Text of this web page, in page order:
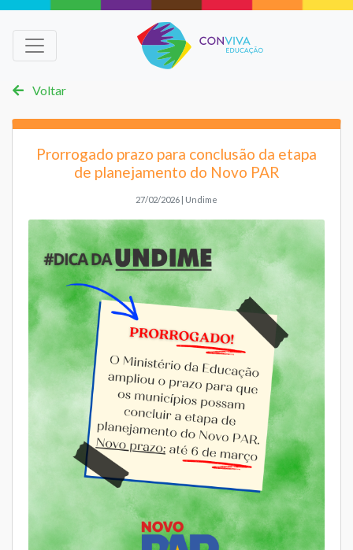
Voltar
Prorrogado prazo para conclusão da etapa
de planejamento do Novo PAR
27/02/2026 | Undime